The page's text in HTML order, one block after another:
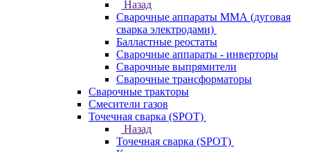
Назад
Сварочные аппараты ММА (дуговая
сварка электродами)
Балластные реостаты
Сварочные аппараты - инверторы
Сварочные выпрямители
Сварочные трансформаторы
Сварочные тракторы
Смесители газов
Точечная сварка (SPOT)
Назад
Точечная сварка (SPOT)